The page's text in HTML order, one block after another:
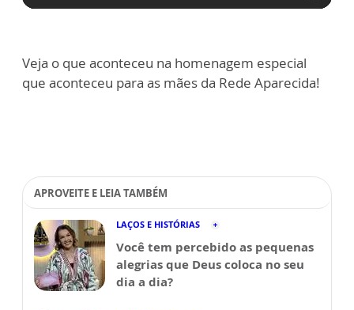
Veja o que aconteceu na homenagem especial
que aconteceu para as mães da Rede Aparecida!
APROVEITE E LEIA TAMBÉM
LAÇOS E HISTÓRIAS
Você tem percebido as pequenas
alegrias que Deus coloca no seu
dia a dia?